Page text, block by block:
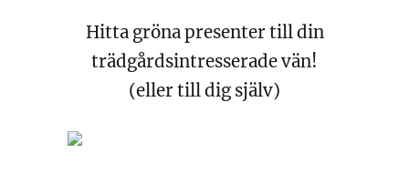
Hitta gröna presenter till din
trädgårdsintresserade vän!
(eller till dig själv)